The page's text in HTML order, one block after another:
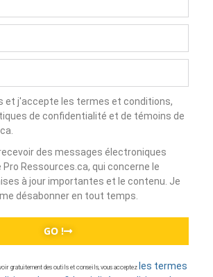
et j'accepte les termes et conditions,
de confidentialité et de témoins de
des messages électroniques
Ressources.ca, qui concerne le
à jour importantes et le contenu. Je
désabonner en tout temps.
GO !
gratuitement des outils et conseils, vous acceptez les termes